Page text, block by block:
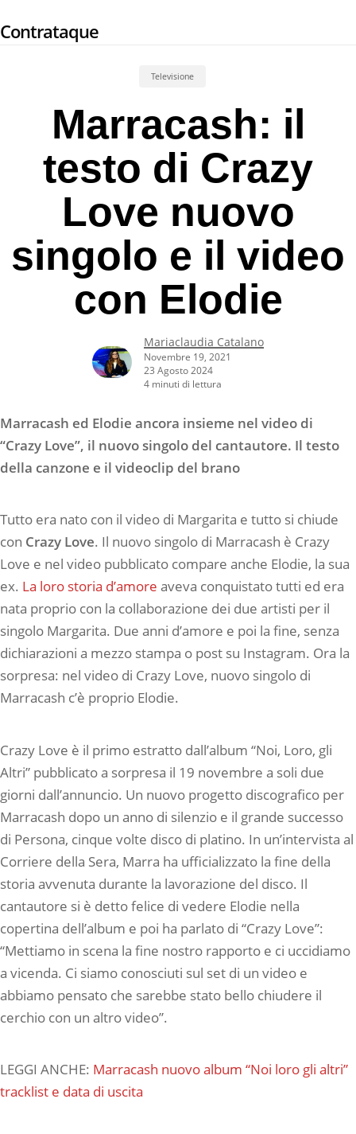
to
Contrataque
Televisione
Marracash: il
testo di Crazy
Love nuovo
singolo e il video
con Elodie
Mariaclaudia Catalano
Novembre 19, 2021
23 Agosto 2024
4 minuti di lettura
Marracash ed Elodie ancora insieme nel video di
“Crazy Love”, il nuovo singolo del cantautore. Il testo
della canzone e il videoclip del brano
Tutto era nato con il video di Margarita e tutto si chiude
con Crazy Love. Il nuovo singolo di Marracash è Crazy
Love e nel video pubblicato compare anche Elodie, la sua
ex. La loro storia d’amore aveva conquistato tutti ed era
nata proprio con la collaborazione dei due artisti per il
singolo Margarita. Due anni d’amore e poi la fine, senza
dichiarazioni a mezzo stampa o post su Instagram. Ora la
sorpresa: nel video di Crazy Love, nuovo singolo di
Marracash c’è proprio Elodie.
Crazy Love è il primo estratto dall’album “Noi, Loro, gli
Altri” pubblicato a sorpresa il 19 novembre a soli due
giorni dall’annuncio. Un nuovo progetto discografico per
Marracash dopo un anno di silenzio e il grande successo
di Persona, cinque volte disco di platino. In un’intervista al
Corriere della Sera, Marra ha ufficializzato la fine della
storia avvenuta durante la lavorazione del disco. Il
cantautore si è detto felice di vedere Elodie nella
copertina dell’album e poi ha parlato di “Crazy Love”:
“Mettiamo in scena la fine nostro rapporto e ci uccidiamo
a vicenda. Ci siamo conosciuti sul set di un video e
abbiamo pensato che sarebbe stato bello chiudere il
cerchio con un altro video”.
LEGGI ANCHE: Marracash nuovo album “Noi loro gli altri”
tracklist e data di uscita